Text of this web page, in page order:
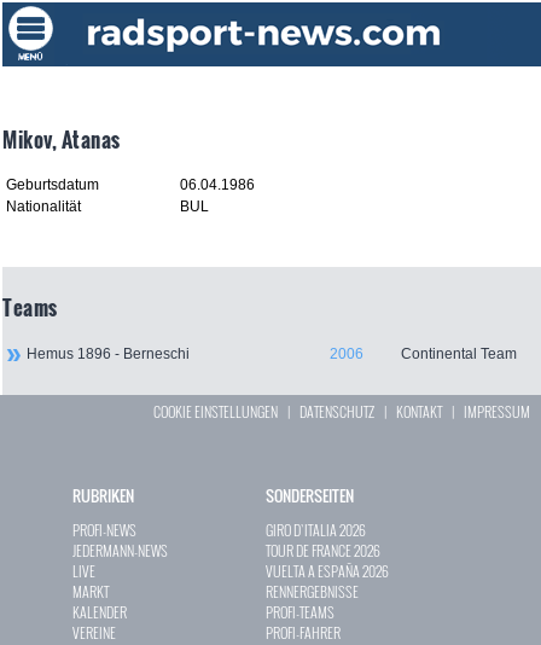
Mikov, Atanas
Geburtsdatum
06.04.1986
Nationalität
BUL
Teams
Hemus 1896 - Berneschi 2006 Continental Team
COOKIE EINSTELLUNGEN | DATENSCHUTZ | KONTAKT| IMPRESSUM
RUBRIKEN
PROFI-NEWS
JEDERMANN-NEWS
LIVE
MARKT
KALENDER
VEREINE
SONDERSEITEN
GIRO D`ITALIA 2026
TOUR DE FRANCE 2026
VUELTA A ESPAÑA 2026
RENNERGEBNISSE
PROFI-TEAMS
PROFI-FAHRER